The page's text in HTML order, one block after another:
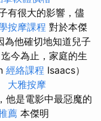
有很大的影響，儘
按摩課程 對於本傑
為他確切地知道兒子
迄今為止，家庭的生
經絡課程 Isaacs）
大雅按摩
他是電影中最惡魔的
薦 本傑明